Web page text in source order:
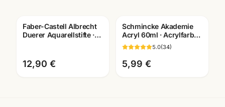
Faber-Castell Albrecht
Duerer Aquarellstifte ·
12,90 €
Schmincke Akademie
Acryl 60ml · Acrylfarben
einzeln · Künstlerbedarf
Mannheim
5.0(34)
5,99 €